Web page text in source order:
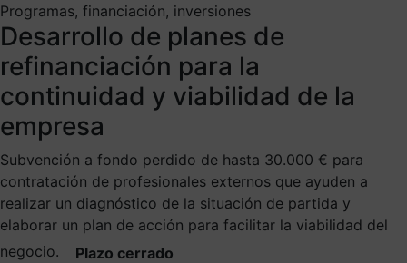
Programas, financiación, inversiones
Desarrollo de planes de
refinanciación para la
continuidad y viabilidad de la
empresa
Subvención a fondo perdido de hasta 30.000 € para
contratación de profesionales externos que ayuden a
realizar un diagnóstico de la situación de partida y
elaborar un plan de acción para facilitar la viabilidad del
negocio.
Plazo cerrado